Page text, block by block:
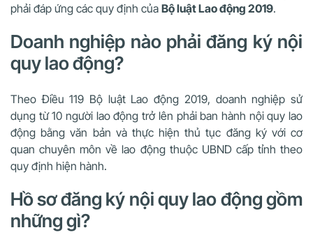
phải đáp ứng các quy định của Bộ luật Lao động 2019.
Doanh nghiệp nào phải đăng ký nội
quy lao động?
Theo Điều 119 Bộ luật Lao động 2019, doanh nghiệp sử
dụng từ 10 người lao động trở lên phải ban hành nội quy lao
động bằng văn bản và thực hiện thủ tục đăng ký với cơ
quan chuyên môn về lao động thuộc UBND cấp tỉnh theo
quy định hiện hành.
Hồ sơ đăng ký nội quy lao động gồm
những gì?